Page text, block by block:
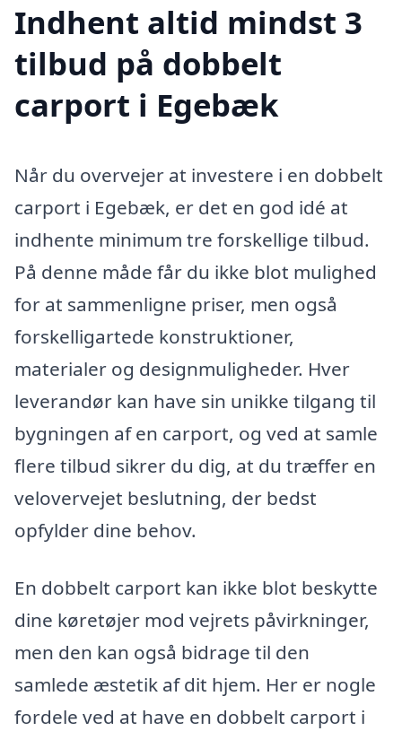
Indhent altid mindst 3
tilbud på dobbelt
carport i Egebæk
Når du overvejer at investere i en dobbelt
carport i Egebæk, er det en god idé at
indhente minimum tre forskellige tilbud.
På denne måde får du ikke blot mulighed
for at sammenligne priser, men også
forskelligartede konstruktioner,
materialer og designmuligheder. Hver
leverandør kan have sin unikke tilgang til
bygningen af en carport, og ved at samle
flere tilbud sikrer du dig, at du træffer en
velovervejet beslutning, der bedst
opfylder dine behov.
En dobbelt carport kan ikke blot beskytte
dine køretøjer mod vejrets påvirkninger,
men den kan også bidrage til den
samlede æstetik af dit hjem. Her er nogle
fordele ved at have en dobbelt carport i